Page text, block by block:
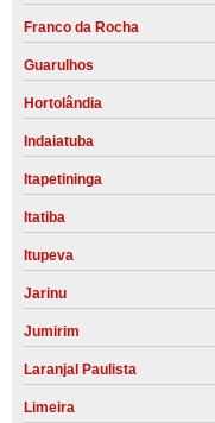
Franco da Rocha
Guarulhos
Hortolândia
Indaiatuba
Itapetininga
Itatiba
Itupeva
Jarinu
Jumirim
Laranjal Paulista
Limeira